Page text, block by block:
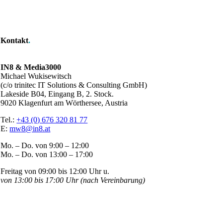
Kontakt.
IN8 & Media3000
Michael Wukisewitsch
(c/o trinitec IT Solutions & Consulting GmbH)
Lakeside B04, Eingang B, 2. Stock.
9020 Klagenfurt am Wörthersee, Austria
Tel.:+43 (0) 676 320 81 77
E:mw8@in8.at
Mo. – Do. von 9:00 – 12:00
Mo. – Do. von 13:00 – 17:00
Freitag von 09:00 bis 12:00 Uhr u.
von 13:00 bis 17:00 Uhr (nach Vereinbarung)